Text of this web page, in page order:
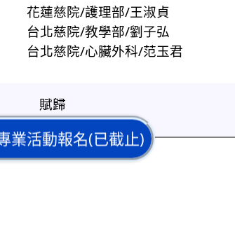
花蓮慈院/護理部/王淑貞
台北慈院/教學部/劉子弘
台北慈院/心臟外科/范玉君
賦歸
業活動報名(已截止)